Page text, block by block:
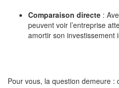
Comparaison directe :
peuvent voir l’entreprise
amortir son investissement
Pour vous, la question demeure